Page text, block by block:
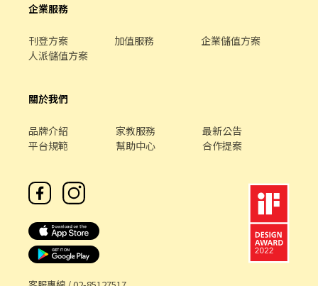
企業服務
刊登方案 加值服務
企業儲值方案
人派儲值方案
關於我們
品牌介紹 家教服務
最新公告
平台規範
幫助中心 合作提案